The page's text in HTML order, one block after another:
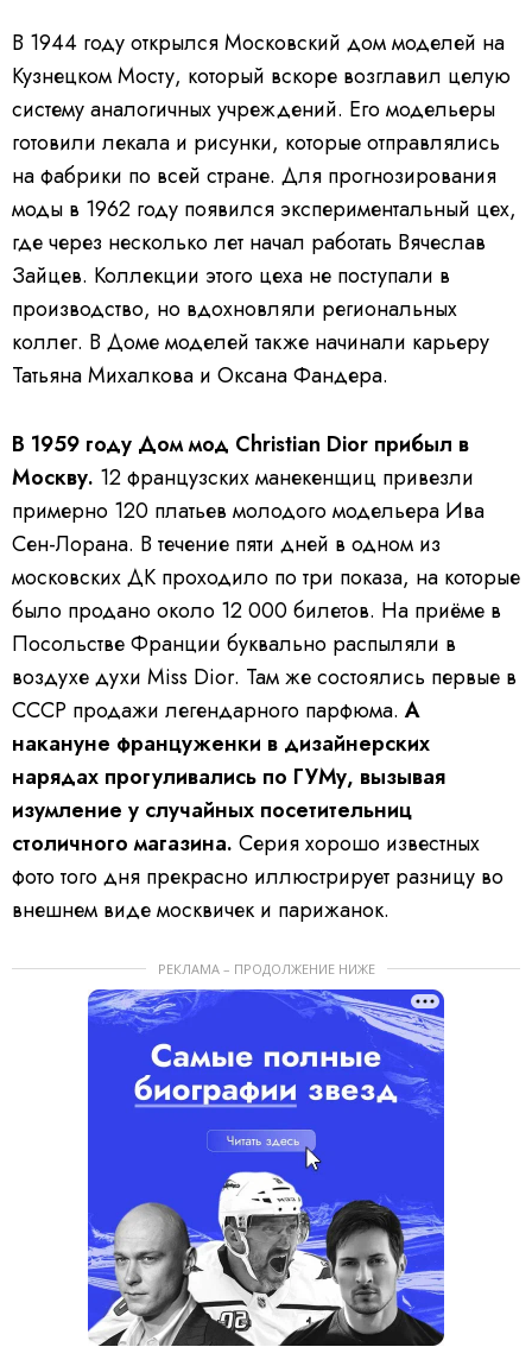
В 1944 году открылся Московский дом моделей на
Кузнецком Мосту, который вскоре возглавил целую
систему аналогичных учреждений. Его модельеры
готовили лекала и рисунки, которые отправлялись
на фабрики по всей стране. Для прогнозирования
моды в 1962 году появился экспериментальный цех,
где через несколько лет начал работать Вячеслав
Зайцев. Коллекции этого цеха не поступали в
производство, но вдохновляли региональных
коллег. В Доме моделей также начинали карьеру
Татьяна Михалкова и Оксана Фандера.
В 1959 году Дом мод Christian Dior прибыл в
Москву. 12 французских манекенщиц привезли
примерно 120 платьев молодого модельера Ива
Сен-Лорана. В течение пяти дней в одном из
московских ДК проходило по три показа, на которые
было продано около 12 000 билетов. На приёме в
Посольстве Франции буквально распыляли в
воздухе духи Miss Dior. Там же состоялись первые в
СССР продажи легендарного парфюма. А
накануне француженки в дизайнерских
нарядах прогуливались по ГУМу, вызывая
изумление у случайных посетительниц
столичного магазина. Серия хорошо известных
фото того дня прекрасно иллюстрирует разницу во
внешнем виде москвичек и парижанок.
РЕКЛАМА – ПРОДОЛЖЕНИЕ НИЖЕ